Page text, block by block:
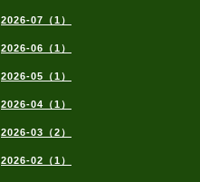
2026-07（1）
2026-06（1）
2026-05（1）
2026-04（1）
2026-03（2）
2026-02（1）